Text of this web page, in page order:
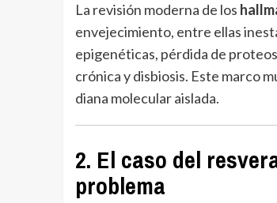
La revisión moderna de los
envejecimiento, entre ellas
epigenéticas, pérdida de
crónica y disbiosis. Este marco
diana molecular aislada.
2. El caso del
problema